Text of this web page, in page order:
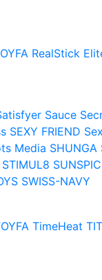
RealStick
Sauce
SEXY FRIEND
Media SHUNGA
STIMUL8
SWISS-NAVY
TimeHeat